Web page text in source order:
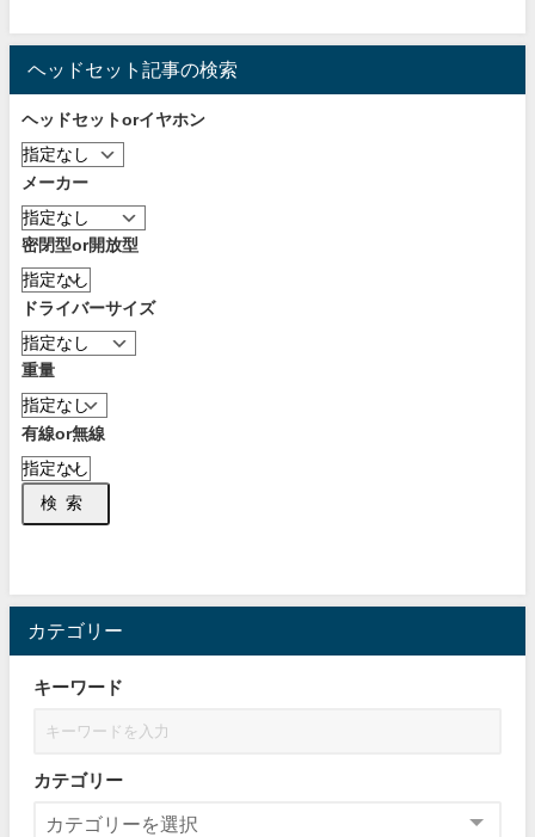
ヘッドセット記事の検索
ヘッドセットorイヤホン
メーカー
密閉型or開放型
ドライバーサイズ
重量
有線or無線
検索
カテゴリー
キーワード
カテゴリー